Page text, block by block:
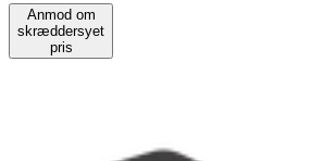
Anmod om
skræddersyet
pris